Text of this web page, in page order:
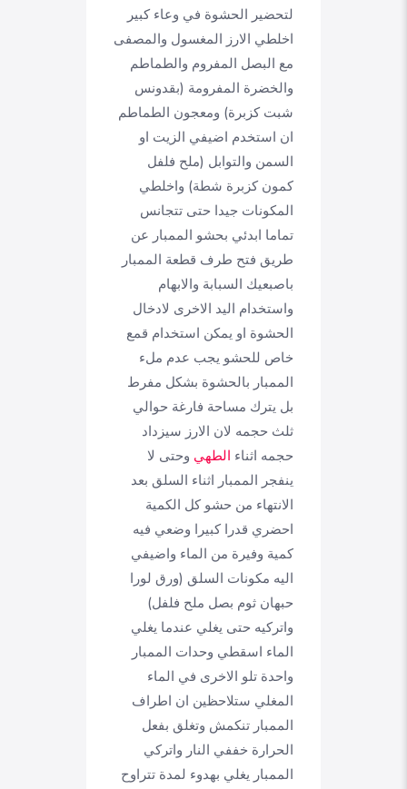
لتحضير الحشوة في وعاء كبير
اخلطي الارز المغسول والمصفى
مع البصل المفروم والطماطم
والخضرة المفرومة (بقدونس
شبت كزبرة) ومعجون الطماطم
ان استخدم اضيفي الزيت او
السمن والتوابل (ملح فلفل
كمون كزبرة شطة) واخلطي
المكونات جيدا حتى تتجانس
تماما ابدئي بحشو الممبار عن
طريق فتح طرف قطعة الممبار
باصبعيك السبابة والابهام
واستخدام اليد الاخرى لادخال
الحشوة او يمكن استخدام قمع
خاص للحشو يجب عدم ملء
الممبار بالحشوة بشكل مفرط
بل يترك مساحة فارغة حوالي
ثلث حجمه لان الارز سيزداد
حجمه اثناء الطهي وحتى لا
ينفجر الممبار اثناء السلق بعد
الانتهاء من حشو كل الكمية
احضري قدرا كبيرا وضعي فيه
كمية وفيرة من الماء واضيفي
اليه مكونات السلق (ورق لورا
حبهان ثوم بصل ملح فلفل)
واتركيه حتى يغلي عندما يغلي
الماء اسقطي وحدات الممبار
واحدة تلو الاخرى في الماء
المغلي ستلاحظين ان اطراف
الممبار تنكمش وتغلق بفعل
الحرارة خففي النار واتركي
الممبار يغلي بهدوء لمدة تتراوح